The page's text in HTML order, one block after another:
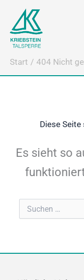
Inhalt
springen
Start 404 Nicht
Diese
Es sieht so
Suchen
nach: